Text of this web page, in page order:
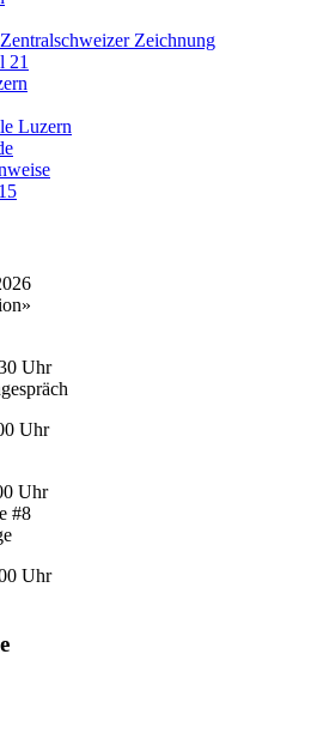
Zeichnung
21
Luzern
Uhr
Uhr
Uhr
#8
Uhr